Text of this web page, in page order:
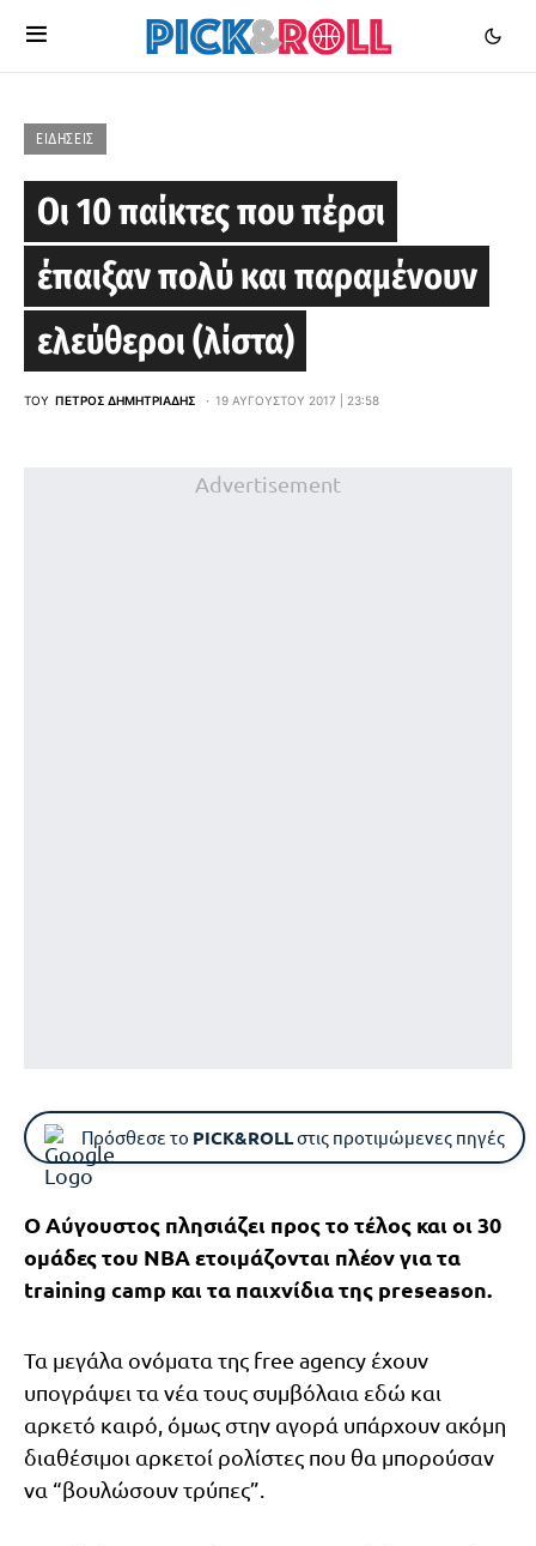
ΕΙΔΉΣΕΙΣ
Οι 10 παίκτες που πέρσι
έπαιξαν πολύ και παραμένουν
ελεύθεροι (λίστα)
ΤΟΥ ΠΈΤΡΟΣ ΔΗΜΗΤΡΙΆΔΗΣ 19 ΑΥΓΟΎΣΤΟΥ 2017 | 23:58
Advertisement
Πρόσθεσε το PICK&ROLLστις προτιμώμενες πηγές
Ο Αύγουστος πλησιάζει προς το τέλος και οι 30
ομάδες του NBA ετοιμάζονται πλέον για τα
training camp και τα παιχνίδια της preseason.
Τα μεγάλα ονόματα της free agency έχουν
υπογράψει τα νέα τους συμβόλαια εδώ και
αρκετό καιρό, όμως στην αγορά υπάρχουν ακόμη
διαθέσιμοι αρκετοί ρολίστες που θα μπορούσαν
να “βουλώσουν τρύπες”.